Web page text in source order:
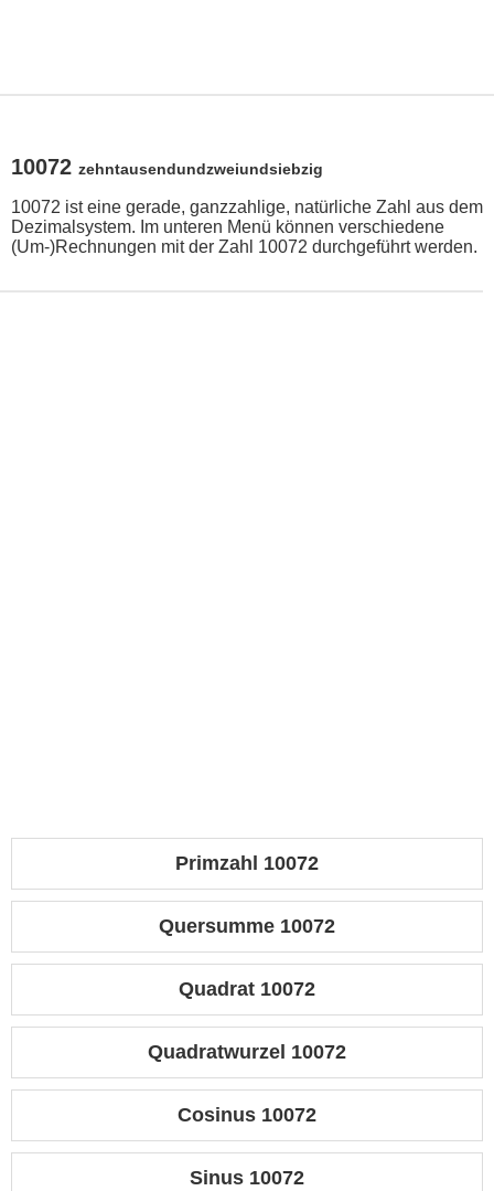
10072 zehntausendundzweiundsiebzig
10072 ist eine gerade, ganzzahlige, natürliche Zahl aus dem
Dezimalsystem. Im unteren Menü können verschiedene
(Um-)Rechnungen mit der Zahl 10072 durchgeführt werden.
Primzahl 10072
Quersumme 10072
Quadrat 10072
Quadratwurzel 10072
Cosinus 10072
Sinus 10072